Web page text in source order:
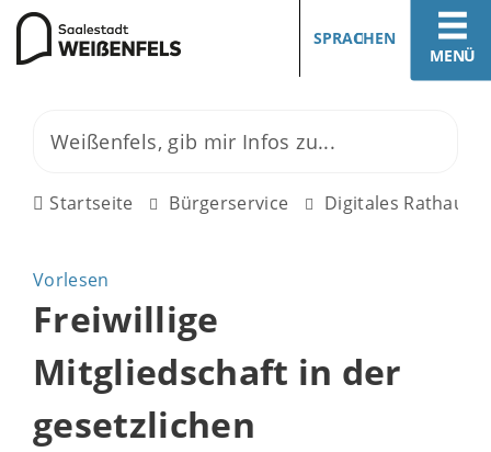
MENÜ
SPRACHEN
Startseite Bürgerservice Digitales Rathaus
Vorlesen
Freiwillige
Mitgliedschaft in der
gesetzlichen